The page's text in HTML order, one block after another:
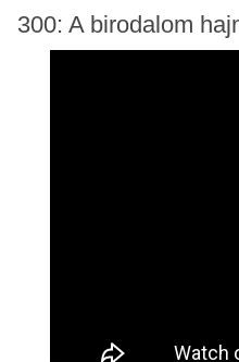
300: A birodalom